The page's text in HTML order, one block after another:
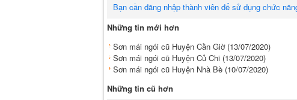
Bạn cần đăng nhập thành viên để sử dụng chức
Những tin mới hơn
Sơn mái ngói cũ Huyện Cần Giờ (13/07/2020)
Sơn mái ngói cũ Huyện Củ Chi (13/07/2020)
Sơn mái ngói cũ Huyện Nhà Bè (10/07/2020)
Những tin cũ hơn